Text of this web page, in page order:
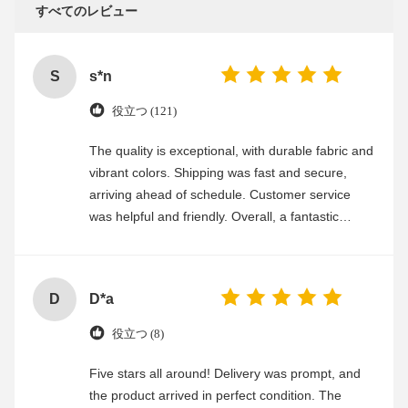
すべてのレビュー
S s*n
役立つ (121)
The quality is exceptional, with durable fabric and
vibrant colors. Shipping was fast and secure,
arriving ahead of schedule. Customer service
was helpful and friendly. Overall, a fantastic
D D*a
役立つ (8)
Five stars all around! Delivery was prompt, and
the product arrived in perfect condition. The